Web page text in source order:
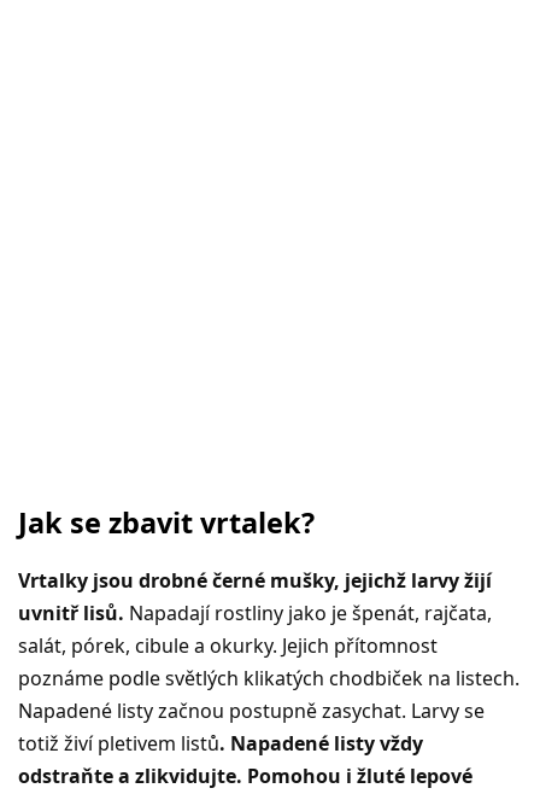
Jak se zbavit vrtalek?
Vrtalky jsou drobné černé mušky, jejichž larvy žijí
uvnitř lisů. Napadají rostliny jako je špenát, rajčata,
salát, pórek, cibule a okurky. Jejich přítomnost
poznáme podle světlých klikatých chodbiček na listech.
Napadené listy začnou postupně zasychat. Larvy se
totiž živí pletivem listů. Napadené listy vždy
odstraňte a zlikvidujte. Pomohou i žluté lepové